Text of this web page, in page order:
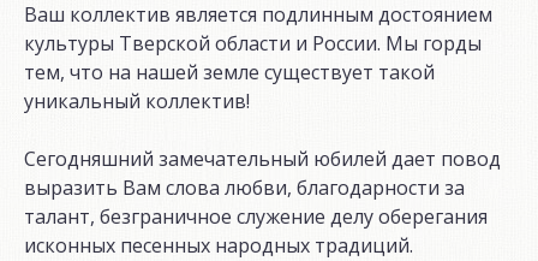
Ваш коллектив является подлинным достоянием
культуры Тверской области и России. Мы горды
тем, что на нашей земле существует такой
уникальный коллектив!
Сегодняшний замечательный юбилей дает повод
выразить Вам слова любви, благодарности за
талант, безграничное служение делу оберегания
исконных песенных народных традиций.